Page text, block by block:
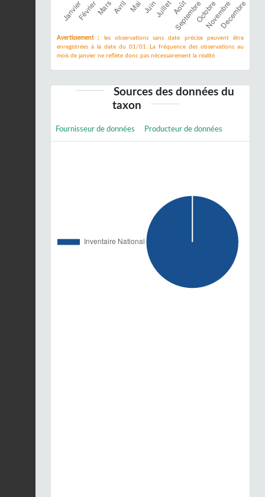
Avertissement :
les observations sans date précise peuvent être
enregistrées à la date du 01/01. La fréquence des observations au
mois de janvier ne reflète donc pas nécessairement la réalité.
Sources des données du
taxon
Fournisseur de données Producteur de données